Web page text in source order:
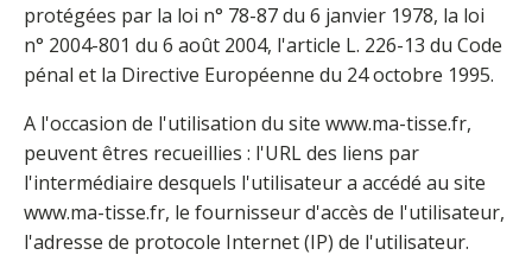
protégées par la loi n° 78-87 du 6 janvier 1978, la loi
n° 2004-801 du 6 août 2004, l'article L. 226-13 du Code
pénal et la Directive Européenne du 24 octobre 1995.
A l'occasion de l'utilisation du site www.ma-tisse.fr,
peuvent êtres recueillies : l'URL des liens par
l'intermédiaire desquels l'utilisateur a accédé au site
www.ma-tisse.fr, le fournisseur d'accès de l'utilisateur,
l'adresse de protocole Internet (IP) de l'utilisateur.